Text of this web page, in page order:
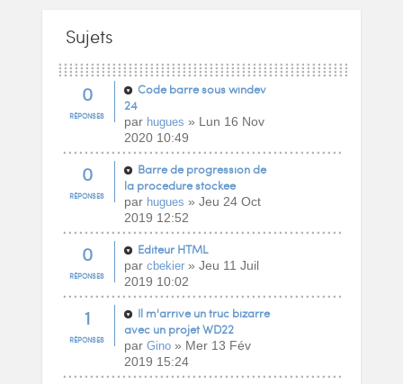
Sujets
0
RÉPONSES
Code barre sous windev
24
par hugues » Lun 16 Nov
2020 10:49
0
RÉPONSES
Barre de progression de
la procedure stockee
par hugues » Jeu 24 Oct
2019 12:52
0
RÉPONSES
Editeur HTML
par cbekier» Jeu 11 Juil
2019 10:02
1
RÉPONSES
Il m'arrive un truc bizarre
avec un projet WD22
par Gino» Mer 13 Fév
2019 15:24